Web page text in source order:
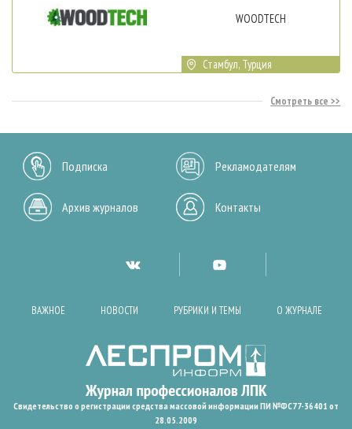
WOODTECH
Стамбул, Турция
Смотреть все
Подписка Рекламодателям
Архив журналов Контакты
ВАЖНОЕ НОВОСТИ РУБРИКИ И ТЕМЫ О ЖУРНАЛЕ
Свидетельство о регистрации средства массовой информации ПИ №ФС77-36401 от
28.05.2009